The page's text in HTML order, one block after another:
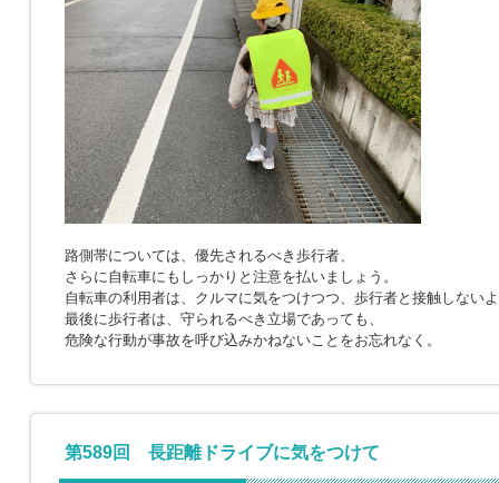
路側帯については、優先されるべき歩行者、
さらに自転車にもしっかりと注意を払いましょう。
自転車の利用者は、クルマに気をつけつつ、歩行者と接触しない
最後に歩行者は、守られるべき立場であっても、
危険な行動が事故を呼び込みかねないことをお忘れなく。
第589回 長距離ドライブに気をつけて